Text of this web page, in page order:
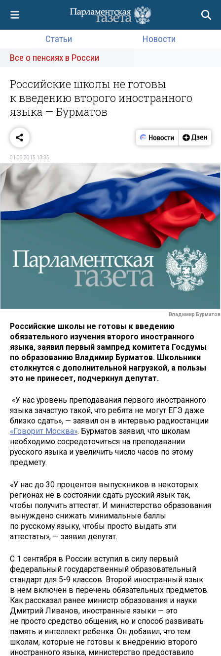
Статьи
Новости
Все о пенсиях в России
Российские школы не готовы
к введению второго иностранного
языка — Бурматов
01.09.2015 13:35
Владимир Бурматов
Российские школы не готовы к введению
обязательного изучения второго иностранного
языка, заявил первый зампред комитета Госдумы
по образованию Владимир Бурматов. Школьники
столкнутся с дополнительной нагрузкой, а пользы
это не принесет, подчеркнул депутат.
«У нас уровень преподавания первого иностранного
языка зачастую такой, что ребята не могут ЕГЭ даже
близко сдать», — заявил он в интервью радиостанции
«Говорит Москва». Бурматов заявил, что школам
необходимо сосредоточиться на преподавании
русского языка и увеличить число часов по этому
предмету.
«У нас до 30 процентов выпускников в некоторых
регионах не в состоянии сдать русский язык так,
чтобы получить аттестат. И министерство образования
вынуждено снижать минимальные баллы
по русскому языку, чтобы просто выдать эти
аттестаты», — заявил депутат.
С 1 сентября в России вступил в силу первый
федеральный государственный образовательный
стандарт для 5-9 классов. Второй иностранный язык
в нем включен в перечень обязательных предметов.
Как рассказал ранее министр образования и науки
Дмитрий Ливанов, иностранные языки — это
не просто средство общения, но и способ развивать
память и интеллект ребенка. Он добавил, что тем
школам, которые не готовы к внедрению второго
иностранного языка, министерство предоставило